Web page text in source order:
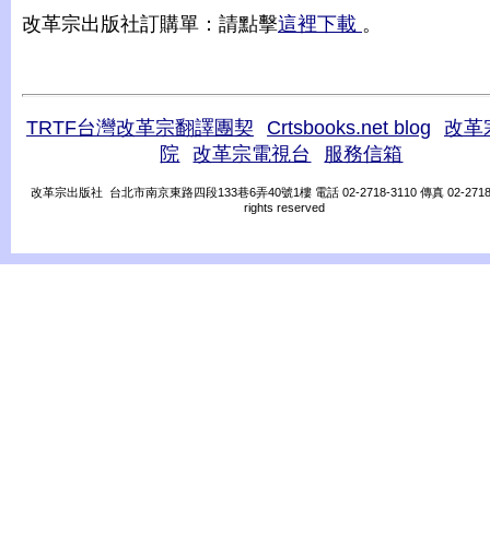
改革宗出版社訂購單：請點擊這裡下載 。
TRTF台灣改革宗翻譯團契 Crtsbooks.net blog
改革
院
改革宗電視台 服務信箱
改革宗出版社 台北市南京東路四段133巷6弄40號1樓 電話 02-2718-3110 傳真 02-
rights reserved